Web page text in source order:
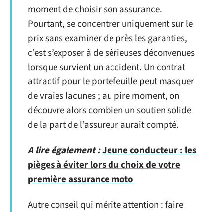
moment de choisir son assurance.
Pourtant, se concentrer uniquement sur le
prix sans examiner de près les garanties,
c’est s’exposer à de sérieuses déconvenues
lorsque survient un accident. Un contrat
attractif pour le portefeuille peut masquer
de vraies lacunes ; au pire moment, on
découvre alors combien un soutien solide
de la part de l’assureur aurait compté.
A lire également :Jeune conducteur : les
pièges à éviter lors du choix de votre
première assurance moto
Autre conseil qui mérite attention : faire